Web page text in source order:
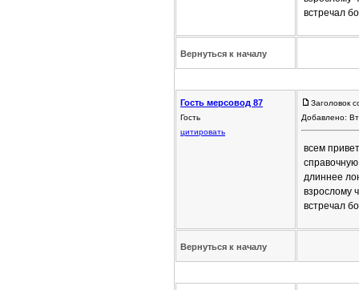
встречал
Вернуться к началу
Гость мерсовод 87
Гость
цитировать
Заголовок
Добавлено:
всем
длиннее
взрослому
встречал
Вернуться к началу